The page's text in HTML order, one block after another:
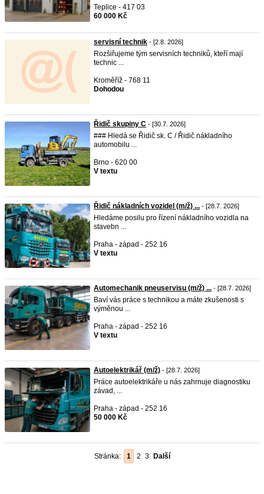
Teplice - 417 03
60 000 Kč
servisní technik - [2.8. 2026]
Rozšiřujeme tým servisních techniků, kteří mají
technic ...
Kroměříž - 768 11
Dohodou
Řidič skupiny C - [30.7. 2026]
### Hledá se Řidič sk. C / Řidič nákladního
automobilu ...
Brno - 620 00
V textu
Řidič nákladních vozidel (m/ž) ... - [28.7. 2026]
Hledáme posilu pro řízení nákladního vozidla na
stavebn ...
Praha - západ - 252 16
V textu
Automechanik pneuservisu (m/ž) ... - [28.7. 2026]
Baví vás práce s technikou a máte zkušenosti s
výměnou ...
Praha - západ - 252 16
V textu
Autoelektrikář (m/ž) - [28.7. 2026]
Práce autoelektrikáře u nás zahrnuje diagnostiku
závad, ...
Praha - západ - 252 16
50 000 Kč
Stránka: 1 2 3 Další